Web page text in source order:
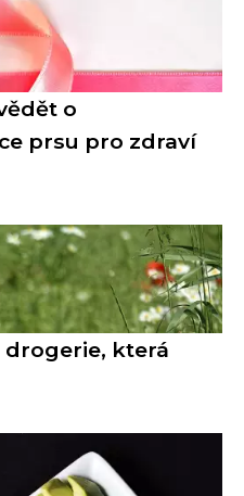
o
prsu pro zdraví
drogerie, která